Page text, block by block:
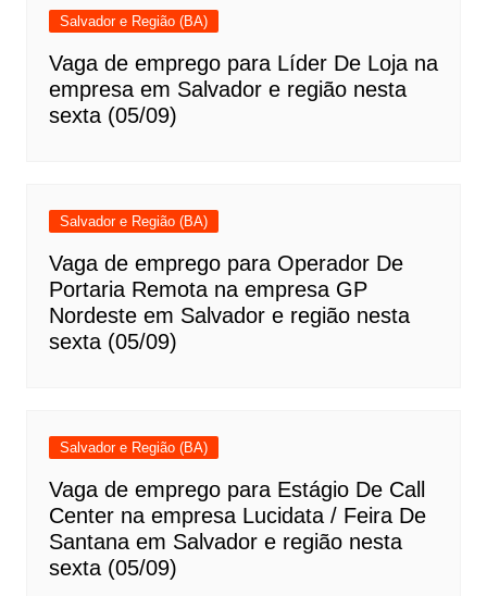
Salvador e Região (BA)
Vaga de emprego para Líder De Loja na
empresa em Salvador e região nesta
sexta (05/09)
Salvador e Região (BA)
Vaga de emprego para Operador De
Portaria Remota na empresa GP
Nordeste em Salvador e região nesta
sexta (05/09)
Salvador e Região (BA)
Vaga de emprego para Estágio De Call
Center na empresa Lucidata / Feira De
Santana em Salvador e região nesta
sexta (05/09)